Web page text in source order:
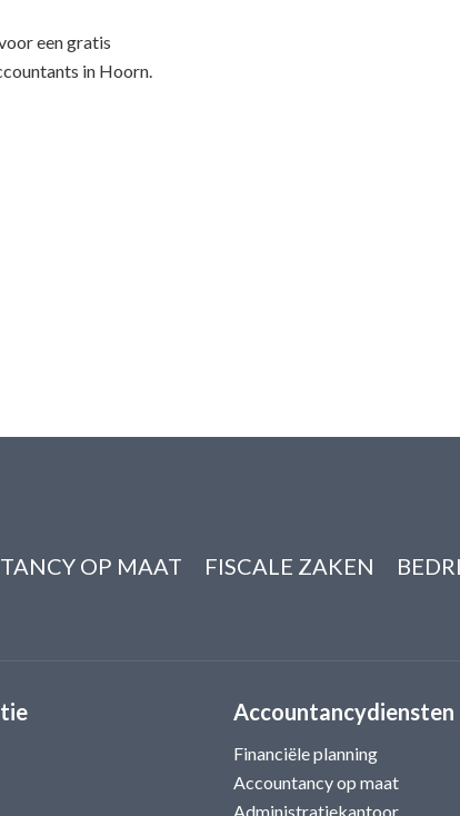
een gratis
in Hoorn.
OP MAAT FISCALE ZAKEN
Accountancydiensten
Financiële planning
Accountancy op maat
Administratiekantoor